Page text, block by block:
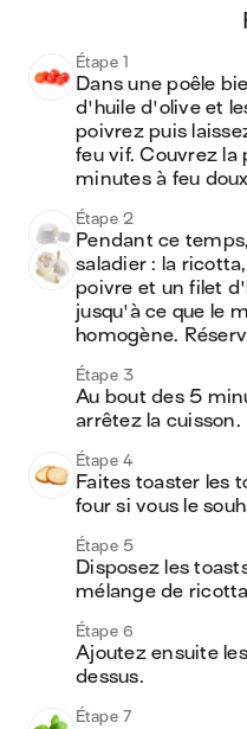
Étape 1
Dans une poêle
d'huile d'olive et
poivrez puis
feu vif. Couvrez la
minutes à feu
Étape 2
Pendant ce
saladier : la
poivre et un filet
jusqu'à ce que le
homogène.
Étape 3
Au bout des 5
arrêtez la cuisson.
Étape 4
Faites toaster les
four si vous le
Étape 5
Disposez les
mélange de
Étape 6
Ajoutez ensuite
dessus.
Étape 7